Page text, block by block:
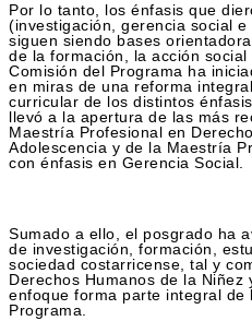
Por lo tanto, los énfasis que
(investigación, gerencia social e
siguen siendo bases
de la formación, la acción
Comisión del Programa ha
en miras de una reforma
curricular de los distintos
llevó a la apertura de las más
Maestría Profesional en
Adolescencia y de la Maestría
con énfasis en Gerencia Social.
Sumado a ello, el posgrado ha
de investigación, formación,
sociedad costarricense, tal y
Derechos Humanos de la Niñez
enfoque forma parte integral de
Programa.